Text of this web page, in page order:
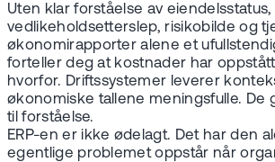
Uten klar forståelse av eiendelsstatus,
vedlikeholdsetterslep, risikobilde og
økonomirapporter alene et
forteller deg at kostnader har
hvorfor. Driftssystemer leverer
økonomiske tallene meningsfulle. De
til forståelse.
ERP-en er ikke ødelagt. Det har den
egentlige problemet oppstår når